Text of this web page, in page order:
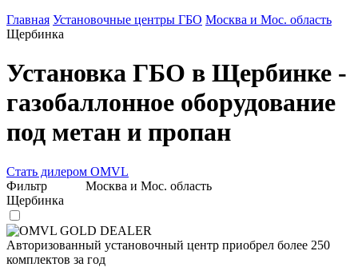
Главная Установочные центры ГБО Москва и Мос. область
Щербинка
Установка ГБО в Щербинке -
газобаллонное оборудование
под метан и пропан
Стать дилером OMVL
Фильтр
Москва и Мос. область
Щербинка
OMVL GOLD DEALER
Авторизованный установочный центр приобрел более 250
комплектов за год